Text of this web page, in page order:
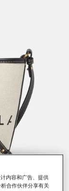
内容和广告、提供
合作伙伴分享有关